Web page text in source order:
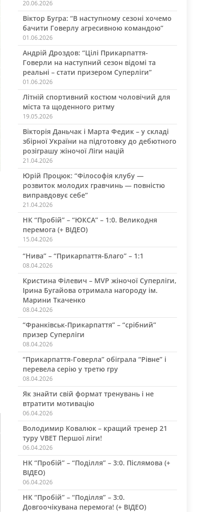
20.06.2026
Віктор Бугра: “В наступному сезоні хочемо
бачити Говерлу агресивною командою”
01.06.2026
Андрій Дроздов: “Цілі Прикарпаття-
Говерли на наступний сезон відомі та
реальні – стати призером Суперліги”
01.06.2026
Літній спортивний костюм чоловічий для
міста та щоденного ритму
19.05.2026
Вікторія Даньчак і Марта Федик – у складі
збірної України на підготовку до дебютного
розіграшу жіночої Ліги націй
21.04.2026
Юрій Процюк: “Філософія клубу —
розвиток молодих гравчинь — повністю
виправдовує себе”
21.04.2026
НК “Пробій” – “ЮКСА” – 1:0. Великодня
перемога (+ ВІДЕО)
15.04.2026
“Нива” – “Прикарпаття-Благо” – 1:1
08.04.2026
Кристина Філевич – MVP жіночої Суперліги,
Ірина Бугайова отримала нагороду ім.
Марини Ткаченко
08.04.2026
“Франківськ-Прикарпаття” – “срібний”
призер Суперліги
08.04.2026
“Прикарпаття-Говерла” обіграла “Рівне” і
перевела серію у третю гру
08.04.2026
Як знайти свій формат тренувань і не
втратити мотивацію
06.04.2026
Володимир Ковалюк – кращий тренер 21
туру VBET Першої ліги!
06.04.2026
НК “Пробій” – “Поділля” – 3:0. Післямова (+
ВІДЕО)
06.04.2026
НК “Пробій” – “Поділля” – 3:0.
Довгоочікувана перемога! (+ ВІДЕО)